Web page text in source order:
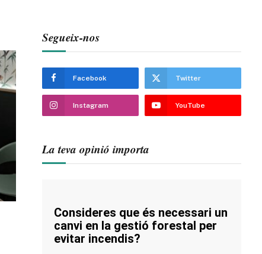
Segueix-nos
Facebook Twitter
Instagram YouTube
La teva opinió importa
Consideres que és necessari un
canvi en la gestió forestal per
evitar incendis?